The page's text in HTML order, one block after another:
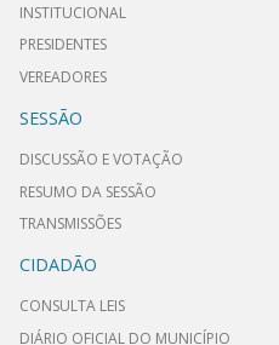
INSTITUCIONAL
PRESIDENTES
VEREADORES
SESSÃO
DISCUSSÃO E VOTAÇÃO
RESUMO DA SESSÃO
TRANSMISSÕES
CIDADÃO
CONSULTA LEIS
DIÁRIO OFICIAL DO MUNICÍPIO